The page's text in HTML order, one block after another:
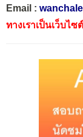
Email :
ทางเราเป็นเว็บไ